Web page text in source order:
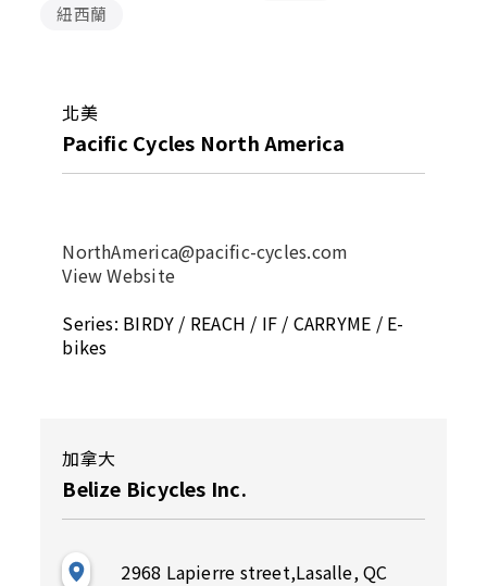
紐西蘭
北美
Pacific Cycles North America
NorthAmerica@pacific-cycles.com
View Website
Series: BIRDY / REACH / IF / CARRYME / E-
bikes
加拿大
Belize Bicycles Inc.
2968 Lapierre street,Lasalle, QC